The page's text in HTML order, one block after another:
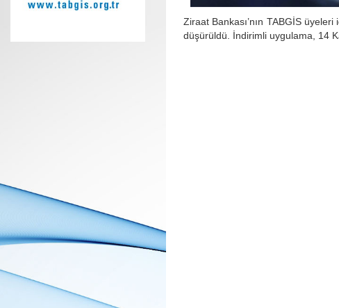
Ziraat Bankası’nın TABGİS
düşürüldü. İndirimli uygulama, 14